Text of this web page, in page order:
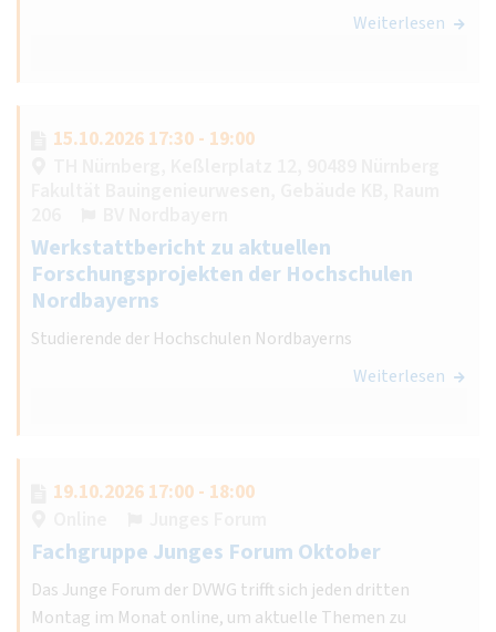
Weiterlesen
15.10.2026 17:30 - 19:00
Werkstattbericht zu aktuellen
Forschungsprojekten der Hochschulen
Nordbayerns
Studierende der Hochschulen Nordbayerns
Weiterlesen
19.10.2026 17:00 - 18:00
Fachgruppe Junges Forum Oktober
Das Junge Forum der DVWG trifft sich jeden dritten
Montag im Monat online, um aktuelle Themen zu